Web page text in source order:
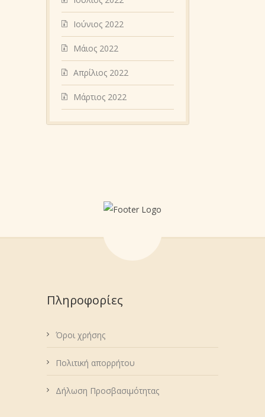
Ιούνιος 2022
Μάιος 2022
Απρίλιος 2022
Μάρτιος 2022
Πληροφορίες
Όροι χρήσης
Πολιτική απορρήτου
Δήλωση Προσβασιμότητας